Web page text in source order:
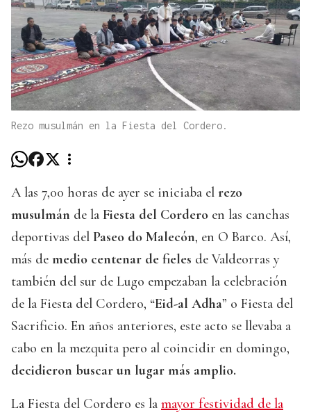
Rezo musulmán en la Fiesta del Cordero.
A las 7,00 horas de ayer se iniciaba el rezo
musulmán de la Fiesta del Cordero en las canchas
deportivas del Paseo do Malecón, en O Barco. Así,
más de medio centenar de fieles de Valdeorras y
también del sur de Lugo empezaban la celebración
de la Fiesta del Cordero, “Eid-al Adha” o Fiesta del
Sacrificio. En años anteriores, este acto se llevaba a
cabo en la mezquita pero al coincidir en domingo,
decidieron buscar un lugar más amplio.
La Fiesta del Cordero es la mayor festividad de la